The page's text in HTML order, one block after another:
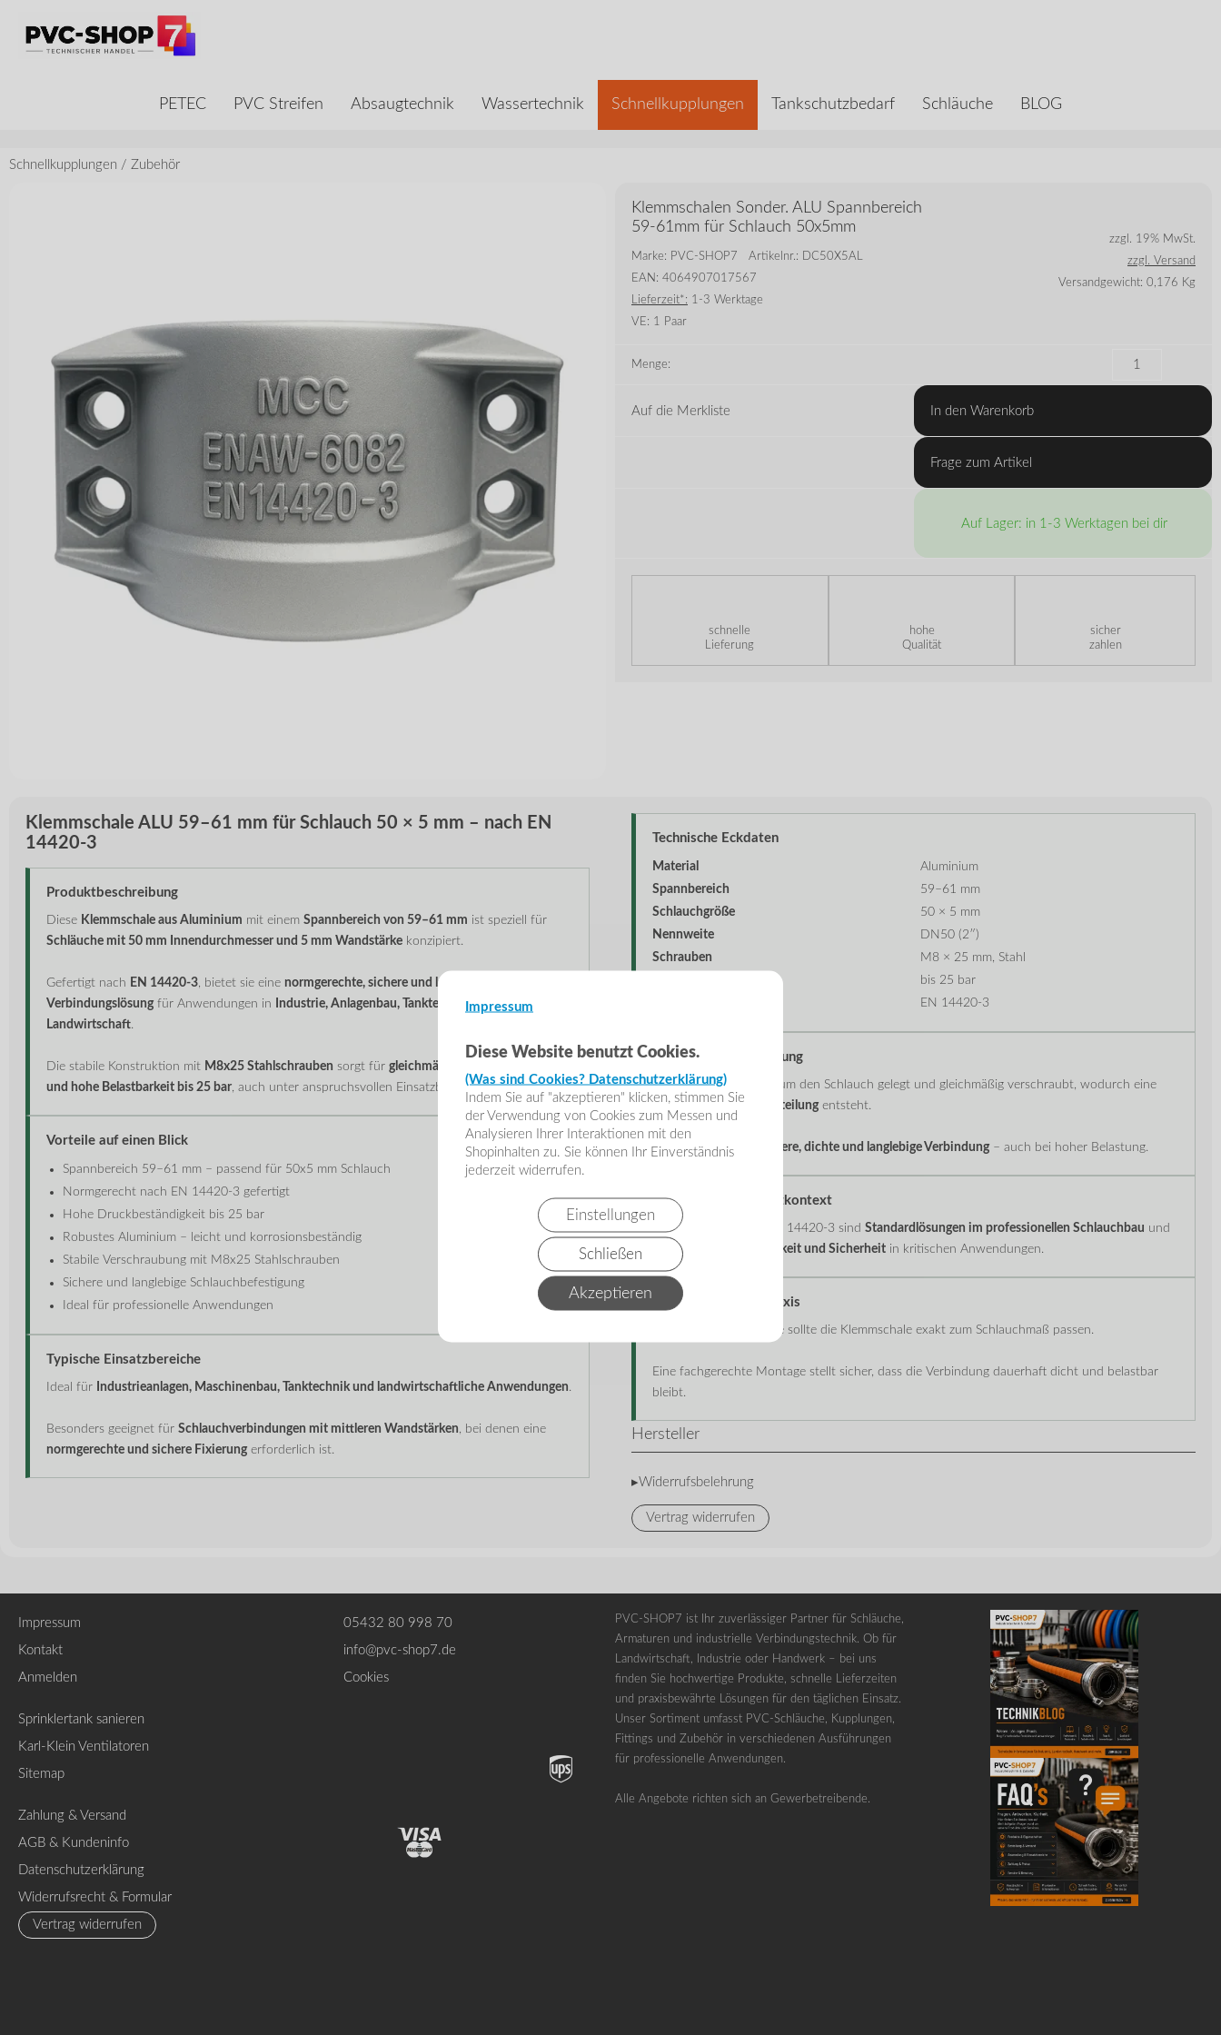
Impressum
Diese Website benutzt Cookies.
(Was sind Cookies? Datenschutzerklärung)
Indem Sie auf "akzeptieren" klicken, stimmen Sie
der Verwendung von Cookies zum Messen und
Analysieren Ihrer Interaktionen mit den
Shopinhalten zu. Sie können Ihr Einverständnis
jederzeit widerrufen.
Einstellungen
Schließen
Akzeptieren
PETEC PVC Streifen Absaugtechnik Wassertechnik Schnellkupplungen Tankschutzbedarf Schläuche BLOG
Schnellkupplungen / Zubehör
Klemmschalen Sonder. ALU Spannbereich
59-61mm für Schlauch 50x5mm
Marke: PVC-SHOP7 Artikelnr.: DC50X5AL
EAN: 4064907017567
Lieferzeit*: 1-3 Werktage
VE: 1 Paar
zzgl. 19% MwSt.
zzgl. Versand
Versandgewicht: 0,176 Kg
Menge:
Auf die Merkliste In den Warenkorb
Frage zum Artikel
Auf Lager: in 1-3 Werktagen bei dir
schnelle
Lieferung
hohe
Qualität
sicher
zahlen
Klemmschale ALU 59–61 mm für Schlauch 50 × 5 mm – nach EN
14420-3
Produktbeschreibung
Diese Klemmschale aus Aluminium mit einem Spannbereich von 59–61 mm ist speziell für
Schläuche mit 50 mm Innendurchmesser und 5 mm Wandstärke konzipiert.
Gefertigt nach EN 14420-3, bietet sie eine normgerechte, sichere und langlebige
Verbindungslösungfür Anwendungen in
Industrie, Anlagenbau, Tanktechnik und
Landwirtschaft.
Die stabile Konstruktion mit M8x25 Stahlschrauben sorgt für gleichmäßige Druckverteilung
und hohe Belastbarkeit bis 25 bar, auch unter anspruchsvollen Einsatzbedingungen.
Vorteile auf einen Blick
Spannbereich 59–61 mm – passend für 50x5 mm Schlauch
Normgerecht nach EN 14420-3 gefertigt
Hohe Druckbeständigkeit bis 25 bar
Robustes Aluminium – leicht und korrosionsbeständig
Stabile Verschraubung mit M8x25 Stahlschrauben
Sichere und langlebige Schlauchbefestigung
Ideal für professionelle Anwendungen
Typische Einsatzbereiche
Ideal für Industrieanlagen, Maschinenbau, Tanktechnik und landwirtschaftliche Anwendungen.
Besonders geeignet für Schlauchverbindungen mit mittleren Wandstärken, bei denen eine
normgerechte und sichere Fixierungerforderlich ist.
Technische Eckdaten
Material
Aluminium
Spannbereich
59–61 mm
Schlauchgröße
50 × 5 mm
Nennweite
DN50 (2″)
Schrauben
M8 × 25 mm, Stahl
bis 25 bar
EN 14420-3
Montage & Handhabung
Die Klemmschale wird um den Schlauch gelegt und gleichmäßig verschraubt, wodurch eine
gleichmäßige Druckverteilungentsteht.
Dies sorgt für eine sichere, dichte und langlebige Verbindung– auch bei hoher Belastung.
Einordnung & Einsatzkontext
Klemmschalen nach EN 14420-3 sind Standardlösungen im professionellen Schlauchbau und
garantieren
Zuverlässigkeit und Sicherheit in kritischen Anwendungen.
Hinweise aus der Praxis
Für optimale Ergebnisse sollte die Klemmschale exakt zum Schlauchmaß passen.
Eine fachgerechte Montage stellt sicher, dass die Verbindung dauerhaft dicht und belastbar
bleibt.
Hersteller
▸Widerrufsbelehrung
Vertrag widerrufen
Impressum
Kontakt
Anmelden
Sprinklertank sanieren
Karl-Klein Ventilatoren
Sitemap
Zahlung & Versand
AGB & Kundeninfo
Datenschutzerklärung
Widerrufsrecht & Formular
Vertrag widerrufen
05432 80 998 70
info@pvc-shop7.de
Cookies
PVC-SHOP7 ist Ihr zuverlässiger Partner für Schläuche,
Armaturen und industrielle Verbindungstechnik. Ob für
Landwirtschaft, Industrie oder Handwerk – bei uns
finden Sie hochwertige Produkte, schnelle Lieferzeiten
und praxisbewährte Lösungen für den täglichen Einsatz.
Unser Sortiment umfasst PVC-Schläuche, Kupplungen,
Fittings und Zubehör in verschiedenen Ausführungen
für professionelle Anwendungen.
Alle Angebote richten sich an Gewerbetreibende.